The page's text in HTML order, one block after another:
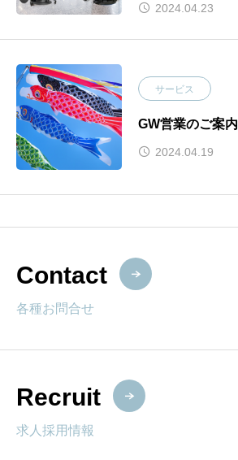
2024.04.23
サービス
GW営業のご案内
2024.04.19
Contact
各種お問合せ
Recruit
求人採用情報